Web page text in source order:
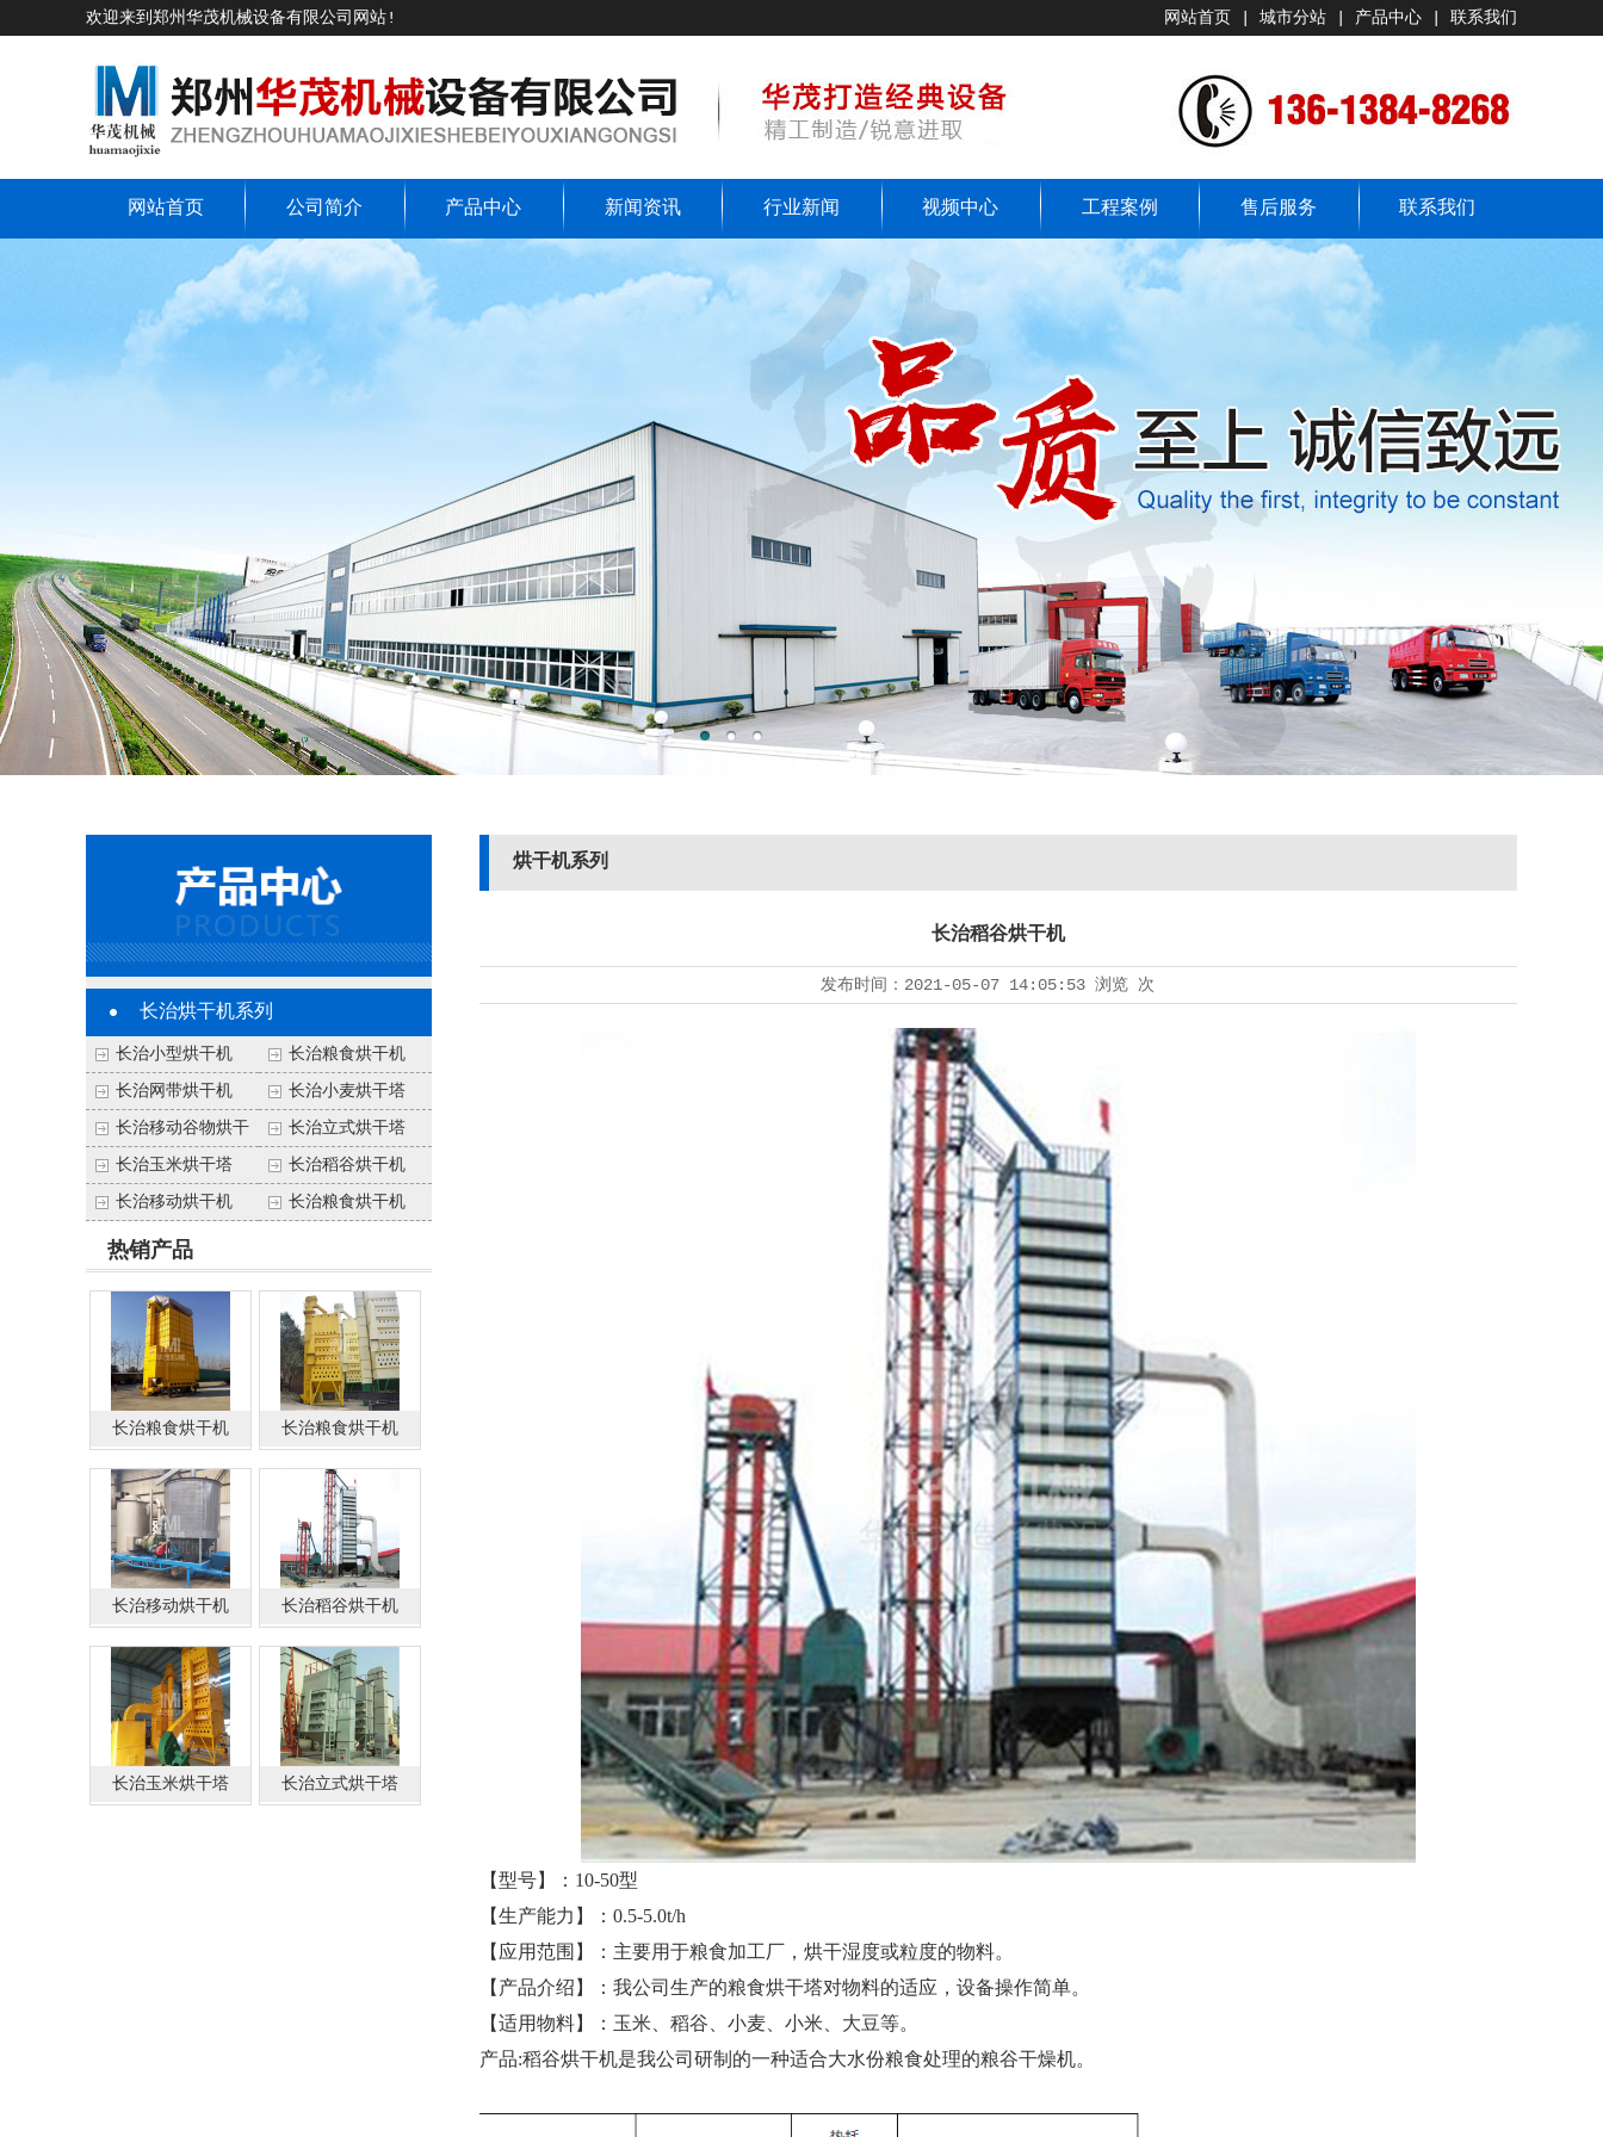
欢迎来到郑州华茂机械设备有限公司网站! 网站首页 城市分站 产品中心 联系我们
网站首页 公司简介 产品中心 新闻资讯 行业新闻 视频中心 工程案例 售后服务 联系我们
长治烘干机系列
长治小型烘干机
长治粮食烘干机
（塔）
长治网带烘干机
长治小麦烘干塔
长治移动谷物烘干
塔
长治立式烘干塔
长治玉米烘干塔
长治稻谷烘干机
长治移动烘干机
长治粮食烘干机
热销产品
长治粮食烘干机
（塔）
长治粮食烘干机
长治移动烘干机 长治稻谷烘干机
长治玉米烘干塔 长治立式烘干塔
烘干机系列
长治稻谷烘干机
发布时间： 2021-05-07 14:05:53 浏览 次
【型号】：10-50型
【生产能力】：0.5-5.0t/h
【应用范围】：主要用于粮食加工厂，烘干湿度或粒度的物料。
【产品介绍】：我公司生产的粮食烘干塔对物料的适应，设备操作简单。
【适用物料】：玉米、稻谷、小麦、小米、大豆等。
产品:稻谷烘干机是我公司研制的一种适合大水份粮食处理的粮谷干燥机。